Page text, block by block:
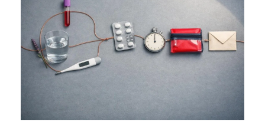
Suomi
Hrvatski
Slovenčina
كوردی‎